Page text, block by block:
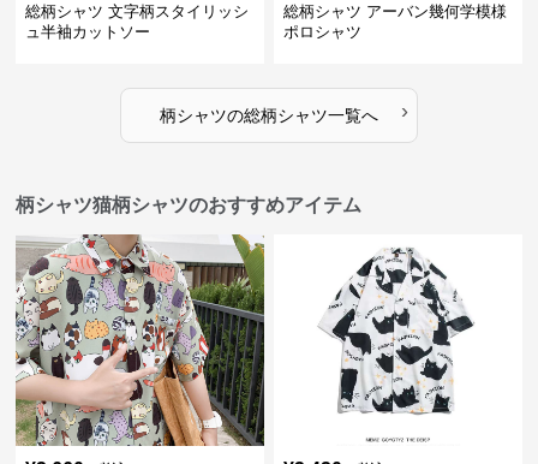
総柄シャツ 文字柄スタイリッシ
ュ半袖カットソー
総柄シャツ アーバン幾何学模様
ポロシャツ
柄シャツの総柄シャツ一覧へ ›
柄シャツ猫柄シャツのおすすめアイテム